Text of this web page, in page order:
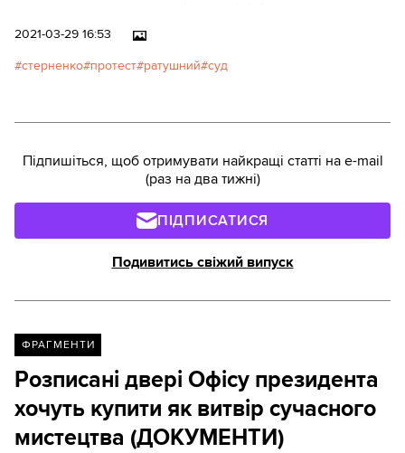
про акцію протесту під Офісом
відправили під цілодобовий
домашній арешт.
2021-03-29 16:53
стерненко протест ратушний суд
Підпишіться, щоб отримувати найкращі статті на e-mail
(раз на два тижні)
ПІДПИСАТИСЯ
Подивитись свіжий випуск
ФРАГМЕНТИ
Розписані двері Офісу президента
хочуть купити як витвір сучасного
мистецтва (ДОКУМЕНТИ)